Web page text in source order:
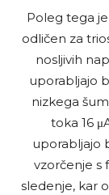
Poleg tega
odličen za
nosljivih
uporabljajo
nizkega
toka 16
uporabljajo
vzorčenje s
sledenje, kar